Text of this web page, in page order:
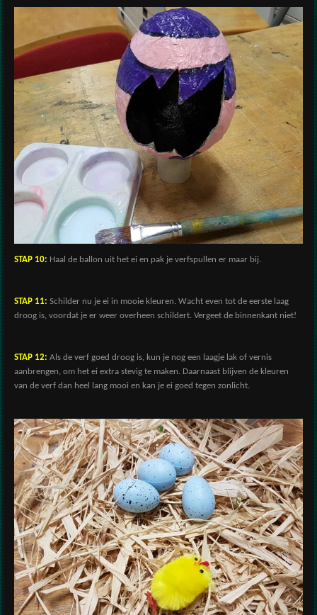
STAP 10: Haal de ballon uit het ei en pak je verfspullen er maar bij.
STAP 11: Schilder nu je ei in mooie kleuren. Wacht even tot de eerste laag
droog is, voordat je er weer overheen schildert. Vergeet de binnenkant niet!
STAP 12: Als de verf goed droog is, kun je nog een laagje lak of vernis
aanbrengen, om het ei extra stevig te maken. Daarnaast blijven de kleuren
van de verf dan heel lang mooi en kan je ei goed tegen zonlicht.